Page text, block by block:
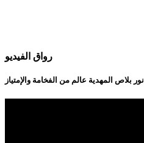
رواق الفيديو
نور بلاص المهدية عالم من الفخامة والإمتياز